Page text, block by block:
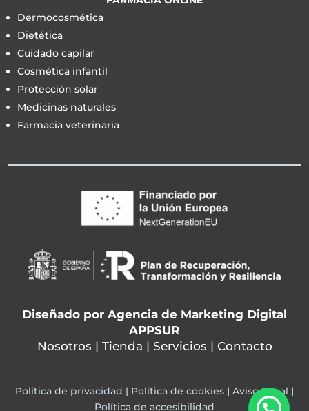
Dermocosmética
Dietética
Cuidado capilar
Cosmética infantil
Protección solar
Medicinas naturales
Farmacia veterinaria
Diseñado por Agencia de Marketing Digital
APPSUR
Nosotros | Tienda | Servicios | Contacto
Política de privacidad | Política de cookies | Aviso Legal |
Política de accesibilidad